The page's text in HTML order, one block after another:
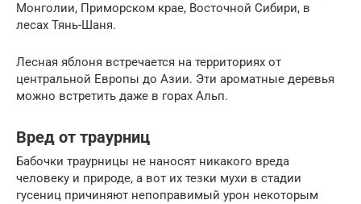
Монголии, Приморском крае, Восточной Сибири, в
лесах Тянь-Шаня.
Лесная яблоня встречается на территориях от
центральной Европы до Азии. Эти ароматные деревья
можно встретить даже в горах Альп.
Вред от траурниц
Бабочки траурницы не наносят никакого вреда
человеку и природе, а вот их тезки мухи в стадии
гусениц причиняют непоправимый урон некоторым